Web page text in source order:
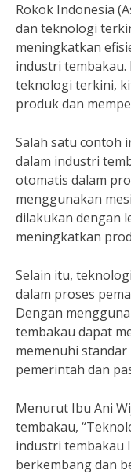
Rokok Indonesia
dan teknologi
meningkatkan
industri tembakau.
teknologi terkini,
produk dan
Salah satu contoh
dalam industri
otomatis dalam
menggunakan
dilakukan dengan
meningkatkan
Selain itu,
dalam proses
Dengan
tembakau dapat
memenuhi
pemerintah dan
Menurut Ibu Ani
tembakau,
industri tembakau
berkembang dan